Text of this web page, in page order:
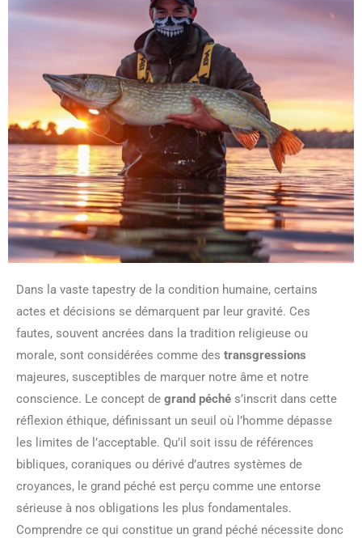
Dans la vaste tapestry de la condition humaine, certains
actes et décisions se démarquent par leur gravité. Ces
fautes, souvent ancrées dans la tradition religieuse ou
morale, sont considérées comme des transgressions
majeures, susceptibles de marquer notre âme et notre
conscience. Le concept de grand péché s’inscrit dans cette
réflexion éthique, définissant un seuil où l’homme dépasse
les limites de l’acceptable. Qu’il soit issu de références
bibliques, coraniques ou dérivé d’autres systèmes de
croyances, le grand péché est perçu comme une entorse
sérieuse à nos obligations les plus fondamentales.
Comprendre ce qui constitue un grand péché nécessite donc